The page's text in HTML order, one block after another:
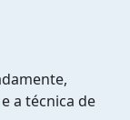
a técnica de